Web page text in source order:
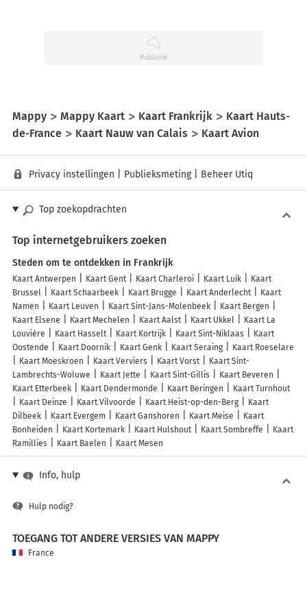
Mappy Mappy Kaart Kaart Frankrijk
Kaart Hauts-
de-France
Kaart Nauw van Calais Kaart Avion
Privacy instellingen Publieksmeting| Beheer Utiq
Top zoekopdrachten
Top internetgebruikers zoeken
Steden om te ontdekken in Frankrijk
Kaart Antwerpen Kaart Gent Kaart Charleroi Kaart Luik
Kaart
Brussel
Kaart Schaarbeek Kaart Brugge Kaart Anderlecht
Kaart
Namen
Kaart Leuven Kaart Sint-Jans-Molenbeek
Kaart Bergen
Kaart Elsene
Kaart Mechelen Kaart Aalst Kaart Ukkel
Kaart La
Louvière
Kaart Hasselt Kaart Kortrijk Kaart Sint-Niklaas
Kaart
Oostende
Kaart Doornik Kaart Genk Kaart Seraing
Kaart Roeselare
Kaart Moeskroen
Kaart Verviers Kaart Vorst
Kaart Sint-
Lambrechts-Woluwe
Kaart Jette Kaart Sint-Gillis
Kaart Beveren
Kaart Etterbeek
Kaart Dendermonde Kaart Beringen
Kaart Turnhout
Kaart Deinze
Kaart Vilvoorde Kaart Heist-op-den-Berg
Kaart
Dilbeek
Kaart Evergem Kaart Ganshoren Kaart Meise
Kaart
Bonheiden
Kaart Kortemark Kaart Hulshout Kaart Sombreffe
Kaart
Ramillies
Kaart Baelen Kaart Mesen
Info, hulp
Hulp nodig?
TOEGANG TOT ANDERE VERSIES VAN MAPPY
France